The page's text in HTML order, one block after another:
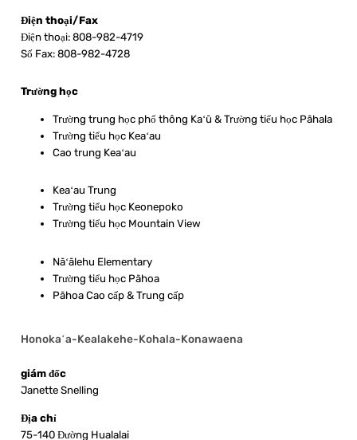
Điện thoại/Fax
Điện thoại: 808-982-4719
Số Fax: 808-982-4728
Trường học
Trường trung học phổ thông Kaʻū & Trường tiểu học Pāhala
Trường tiểu học Keaʻau
Cao trung Keaʻau
Keaʻau Trung
Trường tiểu học Keonepoko
Trường tiểu học Mountain View
Nāʻālehu Elementary
Trường tiểu học Pāhoa
Pāhoa Cao cấp & Trung cấp
Honokaʻa-Kealakehe-Kohala-Konawaena
giám đốc
Janette Snelling
Địa chỉ
75-140 Đường Hualalai